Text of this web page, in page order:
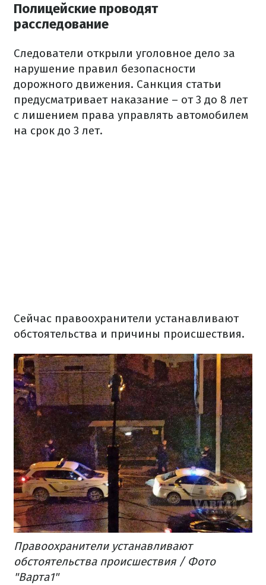
Полицейские проводят
расследование
Следователи открыли уголовное дело за
нарушение правил безопасности
дорожного движения. Санкция статьи
предусматривает наказание – от 3 до 8 лет
с лишением права управлять автомобилем
на срок до 3 лет.
Сейчас правоохранители устанавливают
обстоятельства и причины происшествия.
Правоохранители устанавливают
обстоятельства происшествия / Фото
"Варта1"